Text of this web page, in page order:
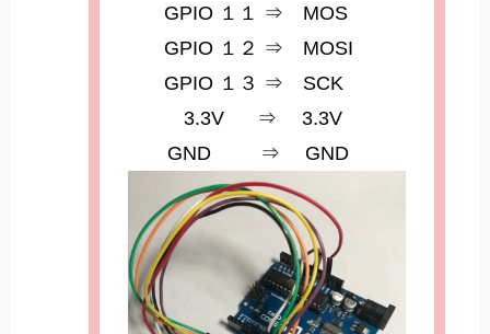
GPIO １１ ⇒ MOS
GPIO １２ ⇒ MOSI
GPIO １３ ⇒ SCK
3.3V ⇒ 3.3V
GND ⇒ GND